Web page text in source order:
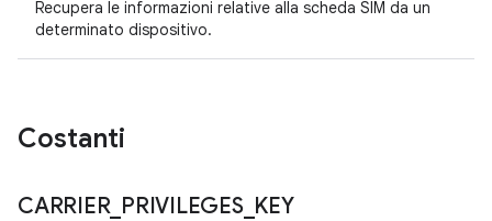
Recupera le informazioni relative alla scheda SIM da un
determinato dispositivo.
Costanti
CARRIER_ PRIVILEGES_ KEY